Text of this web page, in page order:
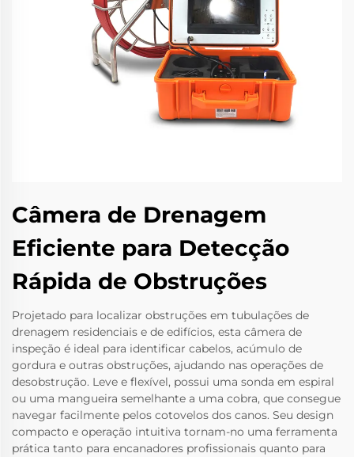
Câmera de Drenagem
Eficiente para Detecção
Rápida de Obstruções
Projetado para localizar obstruções em tubulações de
drenagem residenciais e de edifícios, esta câmera de
inspeção é ideal para identificar cabelos, acúmulo de
gordura e outras obstruções, ajudando nas operações de
desobstrução. Leve e flexível, possui uma sonda em espiral
ou uma mangueira semelhante a uma cobra, que consegue
navegar facilmente pelos cotovelos dos canos. Seu design
compacto e operação intuitiva tornam-no uma ferramenta
prática tanto para encanadores profissionais quanto para